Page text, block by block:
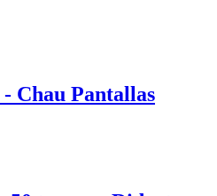
Chau Pantallas